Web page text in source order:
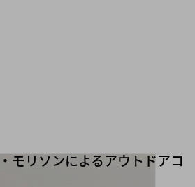
モリソンによるアウトドアコ